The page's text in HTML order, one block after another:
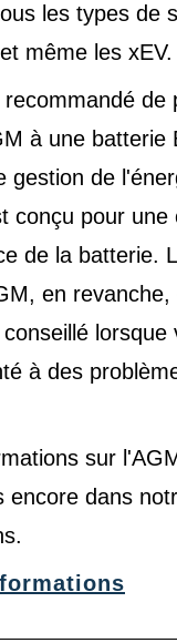
les types de
même les xEV.
de
à une batterie
gestion de
conçu pour une
de la batterie.
en
lorsque
à des
sur
encore dans
.